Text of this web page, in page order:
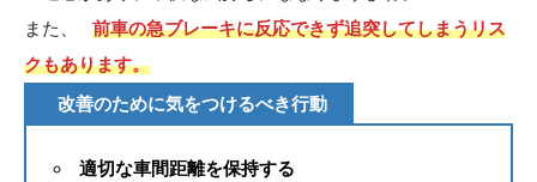
また、
前車の急ブレーキに反応できず追突してしまうリス
クもあります。
改善のために気をつけるべき行動
適切な車間距離を保持する